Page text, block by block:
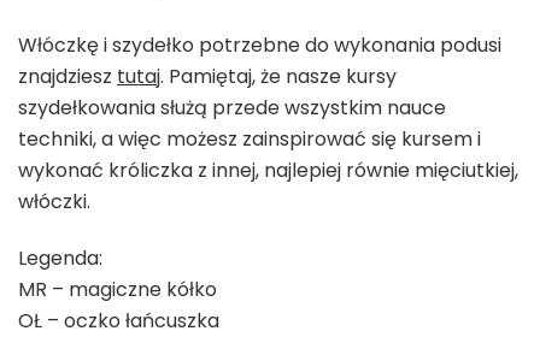
Włóczkę i szydełko potrzebne do wykonania podusi
znajdziesz tutaj. Pamiętaj, że nasze kursy
szydełkowania służą przede wszystkim nauce
techniki, a więc możesz zainspirować się kursem i
wykonać króliczka z innej, najlepiej równie mięciutkiej,
włóczki.
Legenda:
MR – magiczne kółko
OŁ – oczko łańcuszka